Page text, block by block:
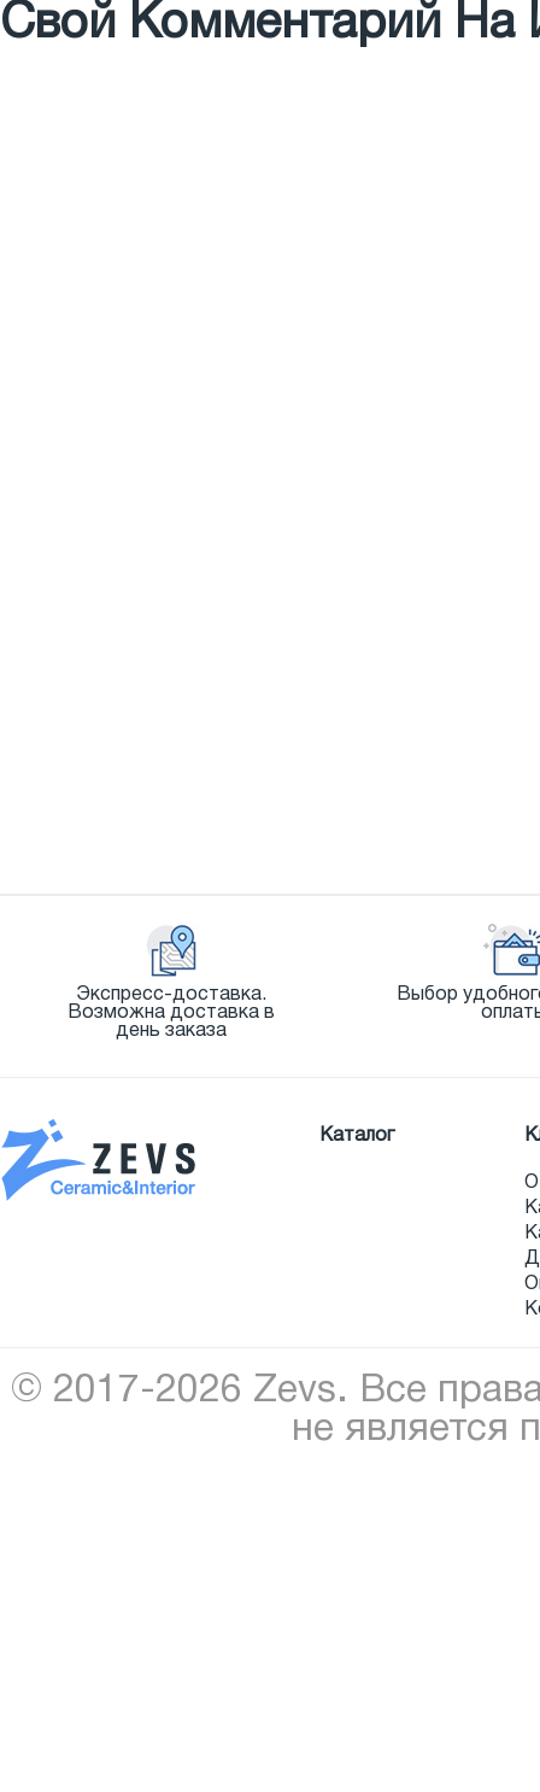
Свой Комментарий
Экспресс-доставка.
Возможна доставка в
день заказа
Выбор
Каталог
О
© 2017-2026 Zevs. Все
не является